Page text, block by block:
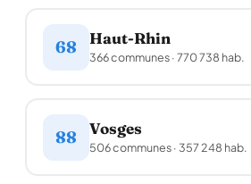
68 Haut-Rhin
366 communes · 770 738 hab.
88 Vosges
506 communes · 357 248 hab.